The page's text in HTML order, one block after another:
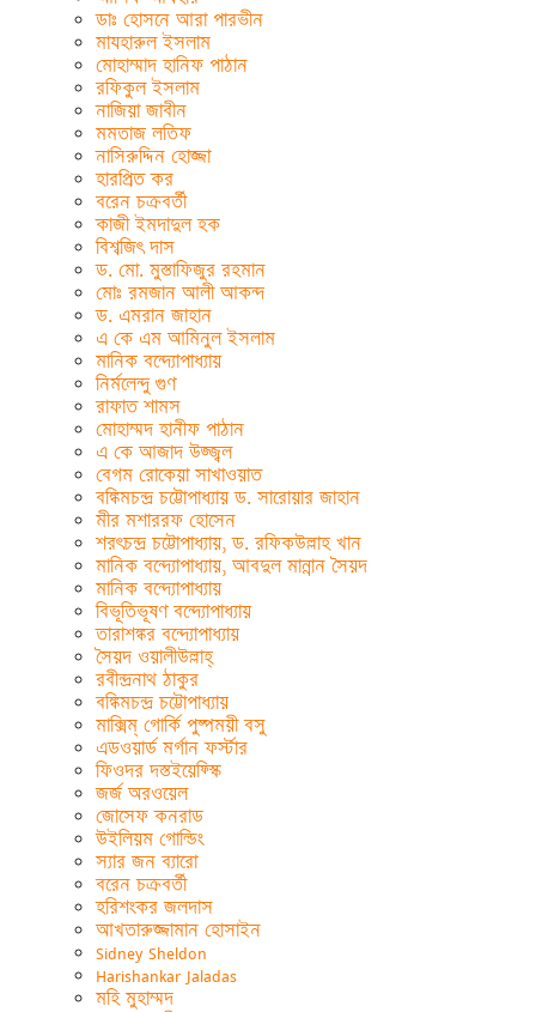
ডাঃ হোসনে আরা পারভীন
মাযহারুল ইসলাম
মোহাম্মাদ হানিফ পাঠান
রফিকুল ইসলাম
নাজিয়া জাবীন
মমতাজ লতিফ
নাসিরুদ্দিন হোজ্জা
হারপ্রিত কর
বরেন চক্রবর্তী
কাজী ইমদাদুল হক
বিশ্বজিৎ দাস
ড. মো. মুস্তাফিজুর রহমান
মোঃ রমজান আলী আকন্দ
ড. এমরান জাহান
এ কে এম আমিনুল ইসলাম
মানিক বন্দ্যোপাধ্যায়
নির্মলেন্দু গুণ
রাফাত শামস
মোহাম্মদ হানীফ পাঠান
এ কে আজাদ উজ্জ্বল
বেগম রোকেয়া সাখাওয়াত
বঙ্কিমচন্দ্র চট্টোপাধ্যায় ড. সারোয়ার জাহান
মীর মশাররফ হোসেন
শরৎচন্দ্র চট্টোপাধ্যায়, ড. রফিকউল্লাহ খান
মানিক বন্দ্যোপাধ্যায়, আবদুল মান্নান সৈয়দ
মানিক বন্দ্যোপাধ্যায়
বিভূতিভূষণ বন্দ্যোপাধ্যায়
তারাশঙ্কর বন্দ্যোপাধ্যায়
সৈয়দ ওয়ালীউল্লাহ্
রবীন্দ্রনাথ ঠাকুর
বঙ্কিমচন্দ্র চট্টোপাধ্যায়
মাক্সিম্ গোর্কি পুষ্পময়ী বসু
এডওয়ার্ড মর্গান ফর্স্টার
ফিওদর দস্তইয়েফ্স্কি
জর্জ অরওয়েল
জোসেফ কনরাড
উইলিয়ম গোল্ডিং
স্যার জন ব্যারো
বরেন চক্রবর্তী
হরিশংকর জলদাস
আখতারুজ্জামান হোসাইন
Sidney Sheldon
Harishankar Jaladas
মহি মুহাম্মদ